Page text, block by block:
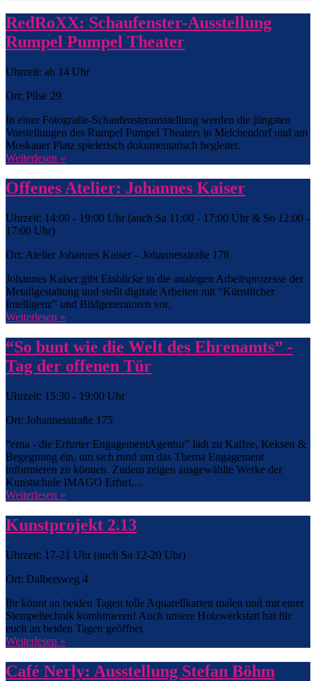
RedRoXX: Schaufenster-Ausstellung
Rumpel Pumpel Theater
Uhrzeit: ab 14 Uhr
Ort: Pilse 29
In einer Fotografie-Schaufensterausstellung werden die jüngsten
Vorstellungen des Rumpel Pumpel Theaters in Melchendorf und am
Moskauer Platz spielerisch dokumentarisch begleitet.
Weiterlesen »
Offenes Atelier: Johannes Kaiser
Uhrzeit: 14:00 - 19:00 Uhr (auch Sa 11:00 - 17:00 Uhr & So 12:00 -
17:00 Uhr)
Ort: Atelier Johannes Kaiser – Johannesstraße 178
Johannes Kaiser gibt Einblicke in die analogen Arbeitsprozesse der
Metallgestaltung und stellt digitale Arbeiten mit “Künstlicher
Intelligenz” und Bildgeneratoren vor.
Weiterlesen »
“So bunt wie die Welt des Ehrenamts” -
Tag der offenen Tür
Uhrzeit: 15:30 - 19:00 Uhr
Ort: Johannesstraße 175
“erna - die Erfurter EngagementAgentur” lädt zu Kaffee, Keksen &
Begegnung ein, um sich rund um das Thema Engagement
informieren zu können. Zudem zeigen ausgewählte Werke der
Kunstschule IMAGO Erfurt,...
Weiterlesen »
Kunstprojekt 2.13
Uhrzeit: 17-21 Uhr (auch Sa 12-20 Uhr)
Ort: Dalbersweg 4
Ihr könnt an beiden Tagen tolle Aquarellkarten malen und mit einer
Stempeltechnik kombinieren! Auch unsere Holzwerkstatt hat für
euch an beiden Tagen geöffnet.
Weiterlesen »
Café Nerly: Ausstellung Stefan Böhm